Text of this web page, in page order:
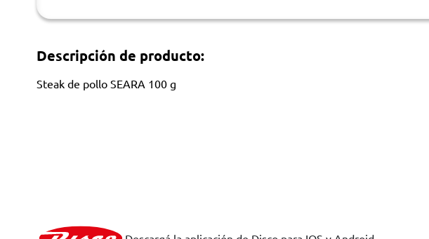
Descripción de producto:
Steak de pollo SEARA 100 g